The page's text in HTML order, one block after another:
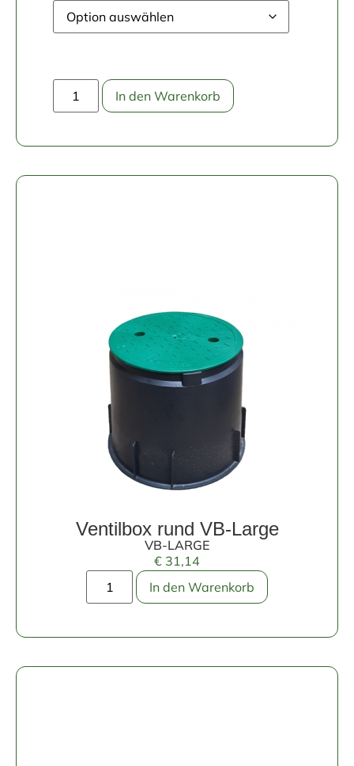
In den Warenkorb
Ventilbox rund VB-Large
VB-LARGE
€ 31,14
In den Warenkorb